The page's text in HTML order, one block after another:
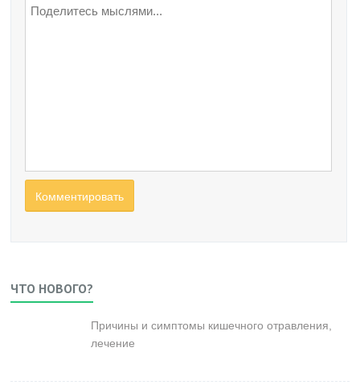
ЧТО НОВОГО?
Причины и симптомы кишечного отравления,
лечение